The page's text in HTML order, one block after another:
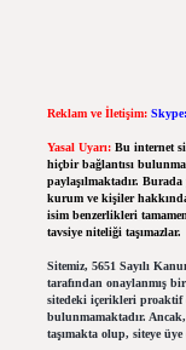
Reklam ve İletişim:
Yasal Uyarı: Bu internet
hiçbir bağlantısı
paylaşılmaktadır.
kurum ve kişiler
isim benzerlikleri
tavsiye niteliği taşımazlar.
Sitemiz, 5651 Sayılı
tarafından onaylanmış
sitedeki içerikleri proaktif
bulunmamaktadır.
taşımakta olup, siteye